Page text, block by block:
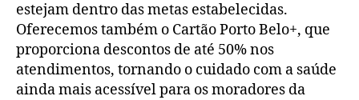
estejam dentro das metas estabelecidas.
Oferecemos também o Cartão Porto Belo+, que
proporciona descontos de até 50% nos
atendimentos, tornando o cuidado com a saúde
ainda mais acessível para os moradores da